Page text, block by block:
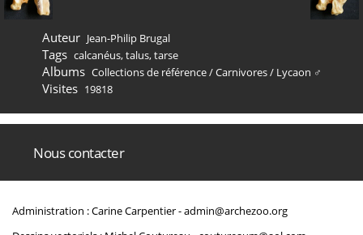
Auteur Jean-Philip Brugal
Tags calcanéus,talus,tarse
Albums Collections de référence/Carnivores/ Lycaon ♂
Visites 19818
Nous contacter
Administration : Carine Carpentier -admin@archezoo.org